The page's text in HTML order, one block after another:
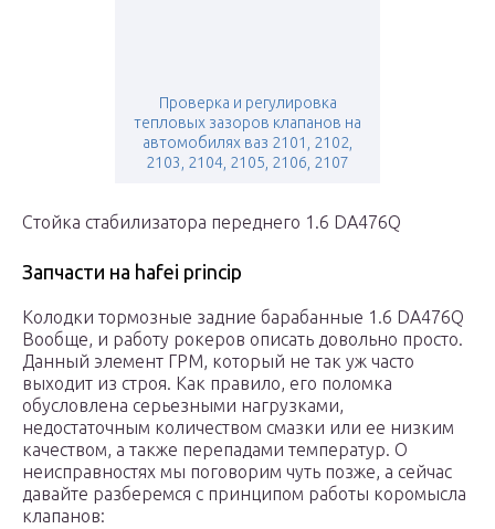
Проверка и регулировка
тепловых зазоров клапанов на
автомобилях ваз 2101, 2102,
2103, 2104, 2105, 2106, 2107
Стойка стабилизатора переднего 1.6 DA476Q
Запчасти на hafei princip
Колодки тормозные задние барабанные 1.6 DA476Q
Вообще, и работу рокеров описать довольно просто.
Данный элемент ГРМ, который не так уж часто
выходит из строя. Как правило, его поломка
обусловлена серьезными нагрузками,
недостаточным количеством смазки или ее низким
качеством, а также перепадами температур. О
неисправностях мы поговорим чуть позже, а сейчас
давайте разберемся с принципом работы коромысла
клапанов: